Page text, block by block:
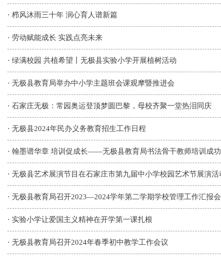
· 栉风沐雨三十年 润心育人谱新篇
· 劳动赋能成长 实践点亮未来
· 绿满校园 共植希望丨无极县实验小学开展植树活动
· 无极县教育局举办中小学主题班会课观摩暨推进会
· 石家庄无极：常园奥运登顶梦圆巴黎，母校齐聚一堂热泪同庆
· 无极县2024年民办义务教育招生工作日程
· 翰墨谱华章 培训促成长——无极县教育局书法骨干教师培训成
· 无极县艺术展演节目在石家庄市第九届中小学校园艺术节展演
· 无极县教育局召开2023—2024学年第二学期学校管理工作汇报会
· 实验小学让爱国主义精神在开学第一课扎根
· 无极县教育局召开2024年春季初中教学工作会议